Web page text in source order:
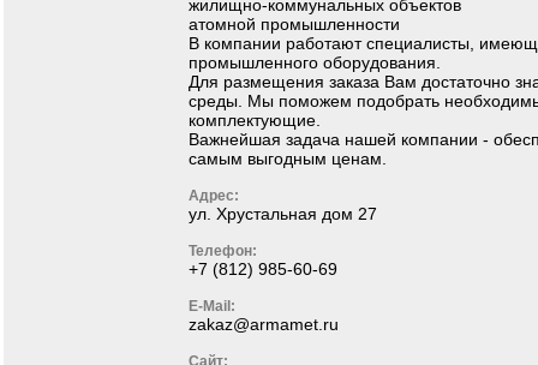
жилищно-коммунальных объектов
атомной промышленности
В компании работают специалисты,
промышленного оборудования.
Для размещения заказа Вам достаточно
среды. Мы поможем подобрать
комплектующие.
Важнейшая задача нашей компании -
самым выгодным ценам.
Адрес:
ул. Хрустальная дом 27
Телефон:
+7 (812) 985-60-69
E-Mail:
zakaz@armamet.ru
Сайт: